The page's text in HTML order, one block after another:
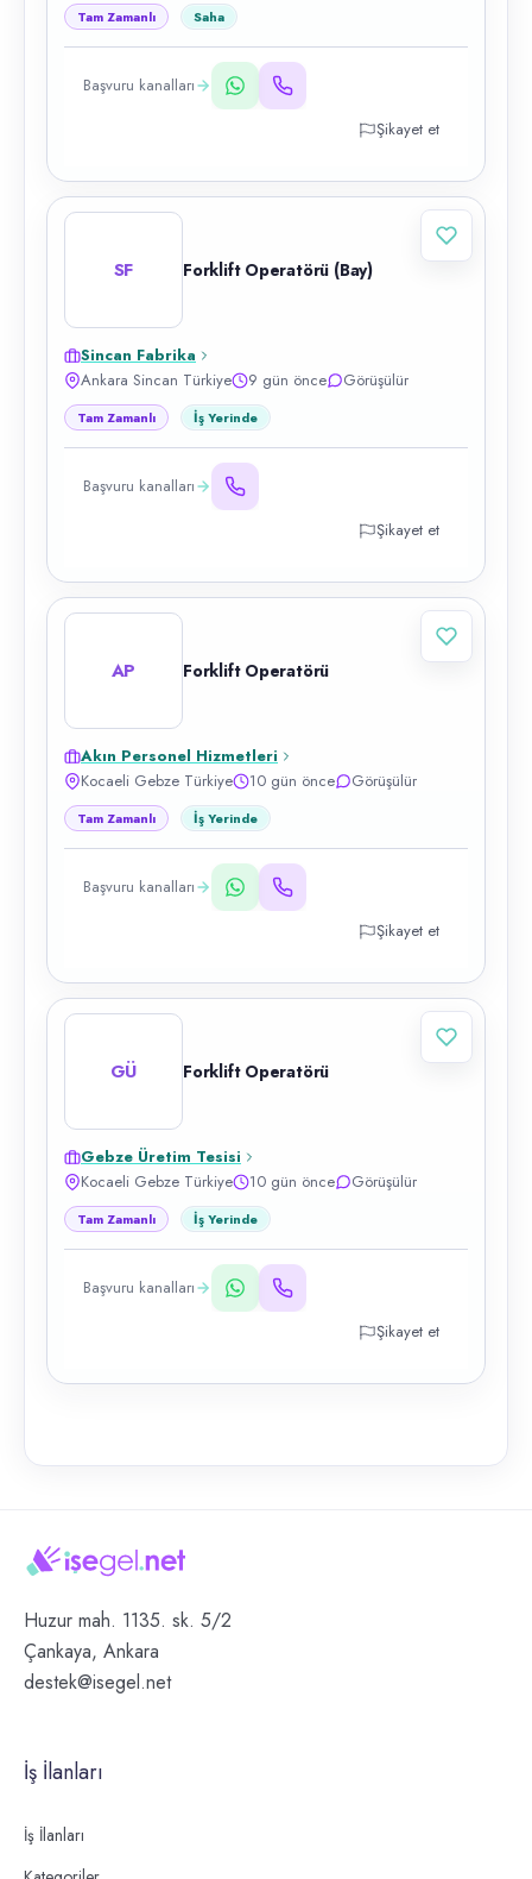
Tam Zamanlı Saha
Başvuru kanalları
Şikayet et
SF Forklift Operatörü (Bay)
Sincan Fabrika
Ankara Sincan Türkiye
9 gün önce Görüşülür
Tam Zamanlı İş Yerinde
Başvuru kanalları
Şikayet et
AP Forklift Operatörü
Akın Personel Hizmetleri
Kocaeli Gebze Türkiye
10 gün önce Görüşülür
Tam Zamanlı İş Yerinde
Başvuru kanalları
Şikayet et
GÜ Forklift Operatörü
Gebze Üretim Tesisi
Kocaeli Gebze Türkiye
10 gün önce Görüşülür
Tam Zamanlı İş Yerinde
Başvuru kanalları
Şikayet et
Huzur mah. 1135. sk. 5/2
Çankaya, Ankara
destek@isegel.net
İş İlanları
İş İlanları